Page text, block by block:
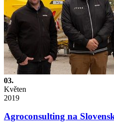
03.
Květen
2019
Agroconsulting na